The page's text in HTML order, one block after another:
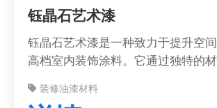
钰晶石艺术漆
钰晶石艺术漆是一种致力于提升空
高档室内装饰涂料。它通过独特的
效果的艺术表面，满足你对个性化
装修油漆材料